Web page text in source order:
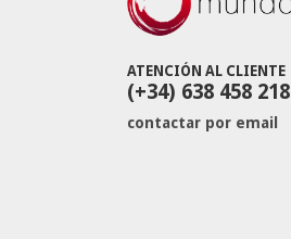
ATENCIÓN AL CLIENTE
(+34) 638 458 218
contactar por email